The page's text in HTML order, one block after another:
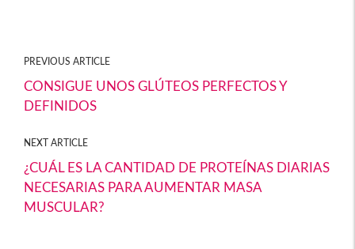
o
o
k
er
ar
PREVIOUS ARTICLE
CONSIGUE UNOS GLÚTEOS PERFECTOS Y
DEFINIDOS
NEXT ARTICLE
¿CUÁL ES LA CANTIDAD DE PROTEÍNAS DIARIAS
NECESARIAS PARA AUMENTAR MASA
MUSCULAR?